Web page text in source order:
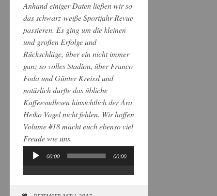
Anhand einiger Daten ließen wir so
das schwarz-weiße Sportjahr Revue
passieren. Es ging um die kleinen
und großen Erfolge und
Rückschläge, über ein nicht immer
ganz so volles Stadion, über Franco
Foda und Günter Kreissl und
natürlich durfte das übliche
Kaffeesudlesen hinsichtlich der Ära
Heiko Vogel nicht fehlen. Wir hoffen
Volume #18 macht euch ebenso viel
Freude wie uns.
Audio-
00:00 00:00